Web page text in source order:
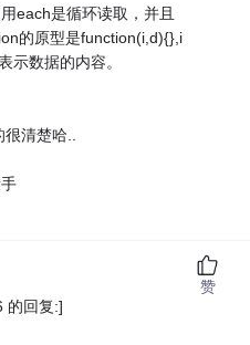
each是循环读取，并且
的原型是function(i,d){},i
示数据的内容。
很清楚哈..
的回复:]
赞